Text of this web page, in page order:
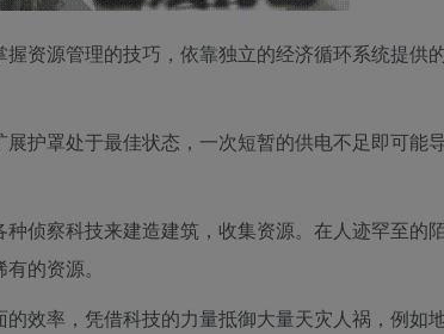
握资源管理的技巧，依靠独立的经济循环系统提供
展护罩处于最佳状态，一次短暂的供电不足即可能
侦察科技来建造建筑，收集资源。在人迹罕至的
的资源。
的效率，凭借科技的力量抵御大量天灾人祸，例如